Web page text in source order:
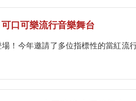
口可樂流行音樂舞台
！今年邀請了多位指標性的當紅流